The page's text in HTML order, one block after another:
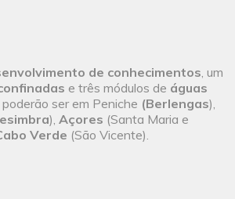
de conhecimentos, um
e três módulos de águas
ser em Peniche (Berlengas),
), Açores (Santa Maria e
Verde (São Vicente).